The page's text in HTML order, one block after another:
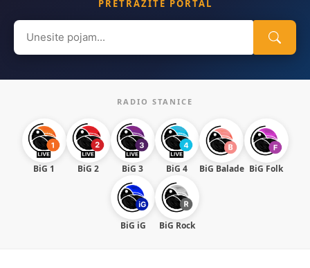
PRETRAŽITE PORTAL
Search
for:
RADIO STANICE
BiG 1 BiG 2 BiG 3 BiG 4 BiG Balade BiG Folk
BiG iG BiG Rock